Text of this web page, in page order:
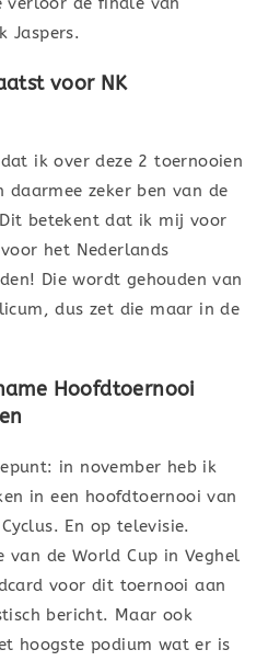
Jaspers.
voor NK
ik over deze 2 toernooien
zeker ben van de
betekent dat ik mij voor
het Nederlands
Die wordt gehouden van
dus zet die maar in de
Hoofdtoernooi
in november heb ik
in een hoofdtoernooi van
En op televisie.
van de World Cup in Veghel
voor dit toernooi aan
bericht. Maar ook
hoogste podium wat er is